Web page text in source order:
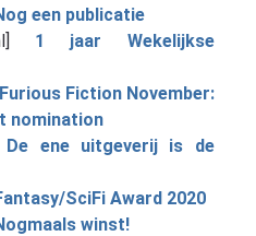
een publicatie
1 jaar Wekelijkse
Furious Fiction November:
nomination
De ene uitgeverij is de
SciFi Award 2020
winst!